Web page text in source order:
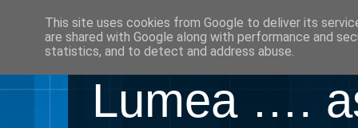
Lumea ….
This site uses cookies from Google to deliver its
are shared with Google along with performance and
statistics, and to detect and address abuse.